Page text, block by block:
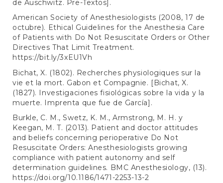
de Auschwitz. Pre-Textos].
American Society of Anesthesiologists (2008, 17 de
octubre). Ethical Guidelines for the Anesthesia Care
of Patients with Do Not Resuscitate Orders or Other
Directives That Limit Treatment.
https://bit.ly/3xEU1Vh
Bichat, X. (1802). Recherches physiologiques sur la
vie et la mort. Gabon et Compagnie. [Bichat, X.
(1827). Investigaciones fisiológicas sobre la vida y la
muerte. Imprenta que fue de García].
Burkle, C. M., Swetz, K. M., Armstrong, M. H. y
Keegan, M. T. (2013). Patient and doctor attitudes
and beliefs concerning perioperative Do Not
Resuscitate Orders: Anesthesiologists growing
compliance with patient autonomy and self
determination guidelines. BMC Anesthesiology, (13).
https://doi.org/10.1186/1471-2253-13-2